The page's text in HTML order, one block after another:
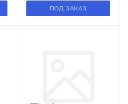
ПОД ЗАКАЗ